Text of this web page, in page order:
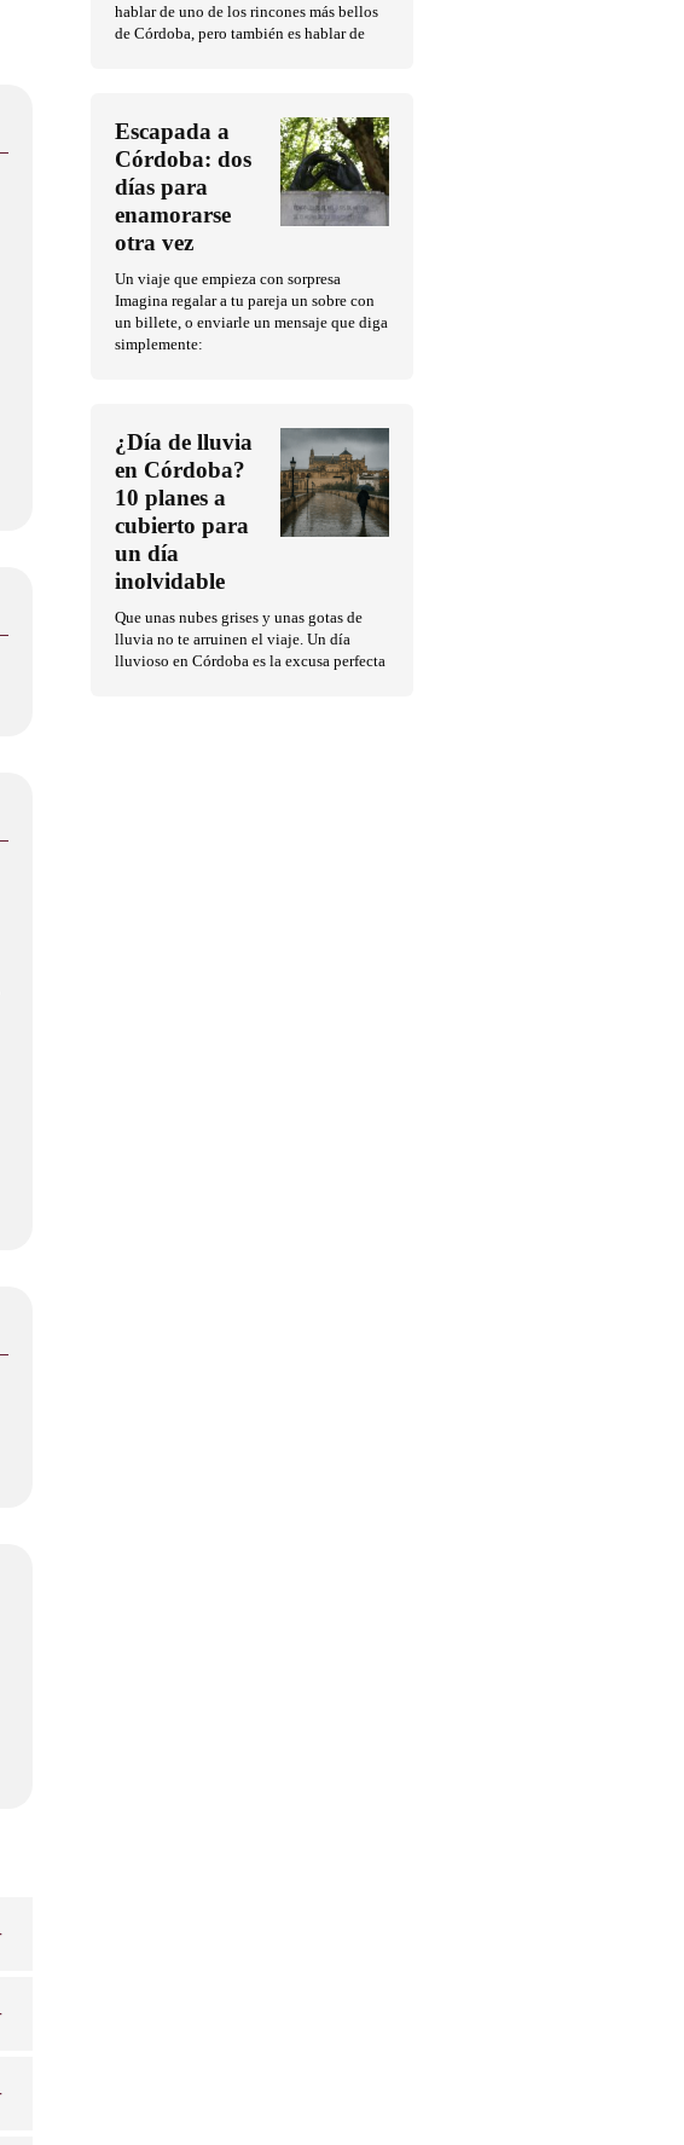
hablar de uno de los rincones más bellos
de Córdoba, pero también es hablar de
Escapada a
Córdoba: dos
días para
enamorarse
otra vez
Un viaje que empieza con sorpresa
Imagina regalar a tu pareja un sobre con
un billete, o enviarle un mensaje que diga
simplemente:
¿Día de lluvia
en Córdoba?
10 planes a
cubierto para
un día
inolvidable
Que unas nubes grises y unas gotas de
lluvia no te arruinen el viaje. Un día
lluvioso en Córdoba es la excusa perfecta